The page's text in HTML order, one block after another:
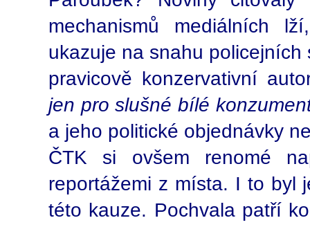
mechanismů mediálních
ukazuje na snahu
pravicově konzervativní
jen pro slušné bílé
a jeho politické objednávky
ČTK si ovšem renomé
reportážemi z místa. I to byl
této kauze. Pochvala patří